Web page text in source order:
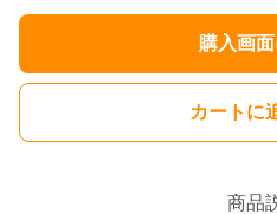
購入画
カートに
商品